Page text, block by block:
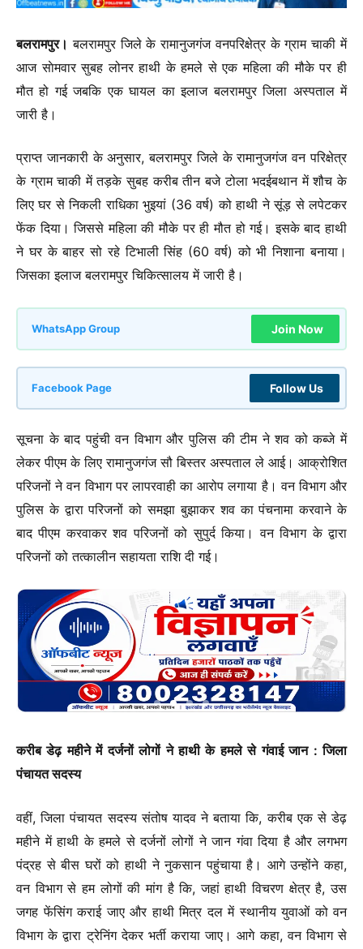
बलरामपुर। बलरामपुर जिले के रामानुजगंज वनपरिक्षेत्र के ग्राम चाकी में
आज साेमवार सुबह लोनर हाथी के हमले से एक महिला की मौके पर ही
मौत हो गई जबकि एक घायल का इलाज बलरामपुर जिला अस्पताल में
जारी है।
प्राप्त जानकारी के अनुसार, बलरामपुर जिले के रामानुजगंज वन परिक्षेत्र
के ग्राम चाकी में तड़के सुबह करीब तीन बजे टोला भदईबथान में शौच के
लिए घर से निकली राधिका भुइयां (36 वर्ष) को हाथी ने सूंड़ से लपेटकर
फेंक दिया। जिससे महिला की मौके पर ही मौत हो गई। इसके बाद हाथी
ने घर के बाहर सो रहे टिभाली सिंह (60 वर्ष) को भी निशाना बनाया।
जिसका इलाज बलरामपुर चिकित्सालय में जारी है।
WhatsApp Group Join Now
Facebook Page Follow Us
सूचना के बाद पहुंची वन विभाग और पुलिस की टीम ने शव को कब्जे में
लेकर पीएम के लिए रामानुजगंज सौ बिस्तर अस्पताल ले आई। आक्रोशित
परिजनों ने वन विभाग पर लापरवाही का आरोप लगाया है। वन विभाग और
पुलिस के द्वारा परिजनों को समझा बुझाकर शव का पंचनामा करवाने के
बाद पीएम करवाकर शव परिजनों को सुपुर्द किया। वन विभाग के द्वारा
परिजनों को तत्कालीन सहायता राशि दी गई।
करीब डेढ़ महीने में दर्जनों लोगों ने हाथी के हमले से गंवाई जान : जिला
पंचायत सदस्य
वहीं, जिला पंचायत सदस्य संतोष यादव ने बताया कि, करीब एक से डेढ़
महीने में हाथी के हमले से दर्जनों लोगों ने जान गंवा दिया है और लगभग
पंद्रह से बीस घरों को हाथी ने नुकसान पहुंचाया है। आगे उन्होंने कहा,
वन विभाग से हम लोगों की मांग है कि, जहां हाथी विचरण क्षेत्र है, उस
जगह फेंसिंग कराई जाए और हाथी मित्र दल में स्थानीय युवाओं को वन
विभाग के द्वारा ट्रेनिंग देकर भर्ती कराया जाए। आगे कहा, वन विभाग से